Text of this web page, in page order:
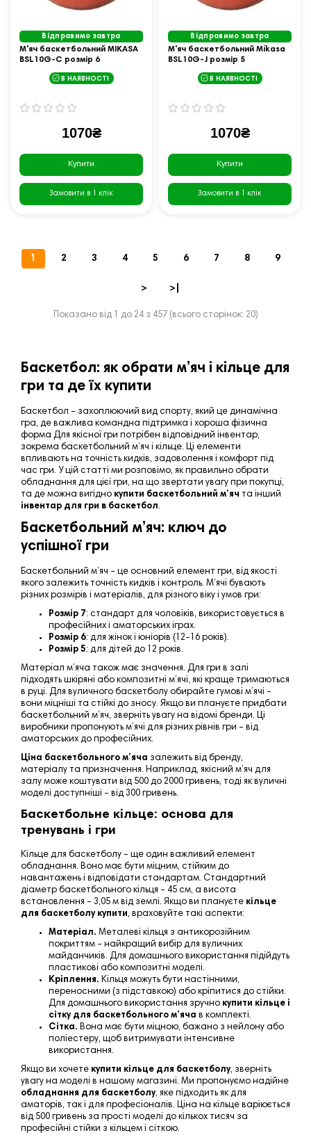
Відправимо завтра
М'яч баскетбольний MIKASA
BSL10G-C розмір 6
В НАЯВНОСТІ
1070₴
Купити
Замовити в 1 клік
Відправимо завтра
М'яч баскетбольний Mikasa
BSL10G-J розмір 5
В НАЯВНОСТІ
1070₴
Купити
Замовити в 1 клік
1 2 3 4 5 6 7 8 9
> >|
Показано від 1 до 24 з 457 (всього сторінок: 20)
Баскетбол: як обрати м’яч і кільце для
гри та де їх купити
Баскетбол – захоплюючий вид спорту, який це динамічна
гра, де важлива командна підтримка і хороша фізична
форма Для якісної гри потрібен відповідний інвентар,
зокрема баскетбольний м’яч і кільце. Ці елементи
впливають на точність кидків, задоволення і комфорт під
час гри. У цій статті ми розповімо, як правильно обрати
обладнання для цієї гри, на що звертати увагу при покупці,
та де можна вигідно купити баскетбольний м’яч та інший
інвентар для гри в баскетбол.
Баскетбольний м’яч: ключ до
успішної гри
Баскетбольний м’яч – це основний елемент гри, від якості
якого залежить точність кидків і контроль. М’ячі бувають
різних розмірів і матеріалів, для різного віку і умов гри:
Розмір 7: стандарт для чоловіків, використовується в
професійних і аматорських іграх.
Розмір 6: для жінок і юніорів (12–16 років).
Розмір 5: для дітей до 12 років.
Матеріал м’яча також має значення. Для гри в залі
підходять шкіряні або композитні м’ячі, які краще тримаються
в руці. Для вуличного баскетболу обирайте гумові м’ячі –
вони міцніші та стійкі до зносу. Якщо ви плануєте придбати
баскетбольний м’яч, зверніть увагу на відомі бренди. Ці
виробники пропонують м’ячі для різних рівнів гри – від
аматорських до професійних.
Ціна баскетбольного м’яча залежить від бренду,
матеріалу та призначення. Наприклад, якісний м’яч для
залу може коштувати від 500 до 2000 гривень, тоді як вуличні
моделі доступніші – від 300 гривень.
Баскетбольне кільце: основа для
тренувань і гри
Кільце для баскетболу – ще один важливий елемент
обладнання. Воно має бути міцним, стійким до
навантажень і відповідати стандартам. Стандартний
діаметр баскетбольного кільця – 45 см, а висота
встановлення – 3,05 м від землі. Якщо ви плануєте кільце
для баскетболу купити, враховуйте такі аспекти:
Матеріал. Металеві кільця з антикорозійним
покриттям – найкращий вибір для вуличних
майданчиків. Для домашнього використання підійдуть
пластикові або композитні моделі.
Кріплення. Кільця можуть бути настінними,
переносними (з підставкою) або кріпитися до стійки.
Для домашнього використання зручно купити кільце і
сітку для баскетбольного м’яча в комплекті.
Сітка. Вона має бути міцною, бажано з нейлону або
поліестеру, щоб витримувати інтенсивне
використання.
Якщо ви хочете купити кільце для баскетболу, зверніть
увагу на моделі в нашому магазині. Ми пропонуємо надійне
обладнання для баскетболу, яке підходить як для
аматорів, так і для професіоналів. Ціна на кільце варіюється
від 500 гривень за прості моделі до кількох тисяч за
професійні стійки з кільцем і сіткою.